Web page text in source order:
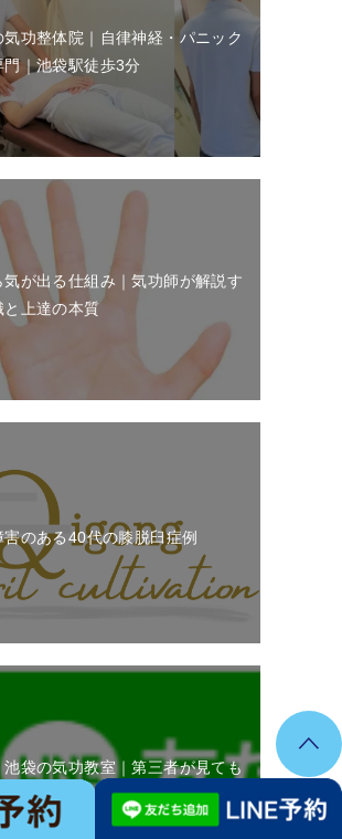
気功整体院｜自律神経・パニック
門｜池袋駅徒歩3分
気が出る仕組み｜気功師が解説す
と上達の本質
害のある40代の膝脱臼症例
池袋の気功教室｜第三者が見ても
分かる本物の気功の教室